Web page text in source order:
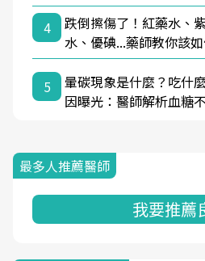
4
跌倒擦傷了！紅藥水、
水、優碘...藥師教你該
5
暈碳現象是什麼？吃什
因曝光：醫師解析血糖
最多人推薦醫師
我要推薦